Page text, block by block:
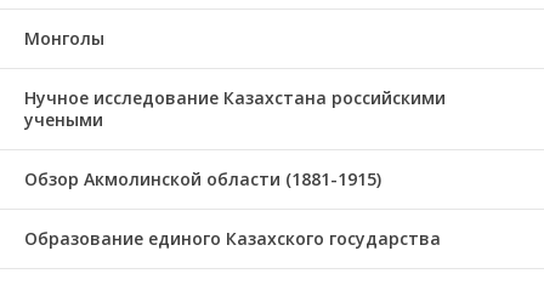
Монголы
Нучное исследование Казахстана российскими
учеными
Обзор Акмолинской области (1881-1915)
Образование единого Казахского государства